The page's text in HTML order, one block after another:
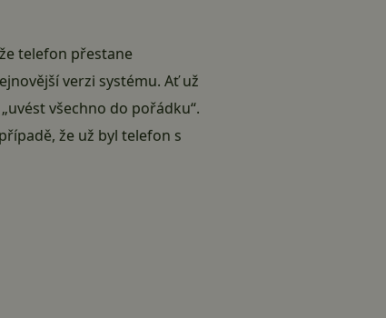
telefon přestane
verzi systému. Ať už
všechno do pořádku“.
že už byl telefon s